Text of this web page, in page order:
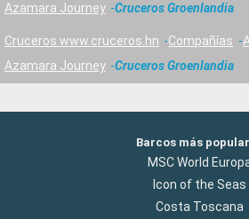
Azamara Journey
Cruceros Groenlandia
Cruceros www.cruceros.hn Compañías
Azamara Journey
Cruceros Groenlandia
Barcos más
MSC World
Icon of the Seas
Costa Toscana